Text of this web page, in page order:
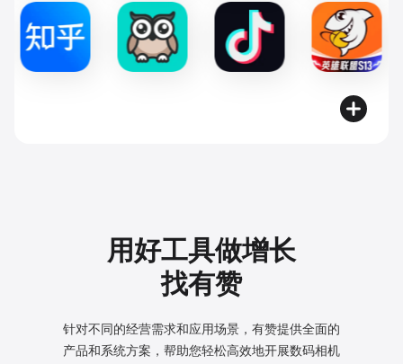
用好工具做增长
找有赞
针对不同的经营需求和应用场景，有赞提供全面的
产品和系统方案， 帮助您轻松高效地开展数码相机